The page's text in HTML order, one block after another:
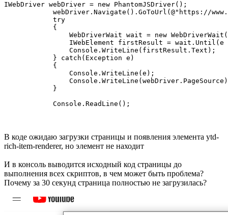
IWebDriver webDriver = new PhantomJSDriver();
webDriver.Navigate().GoToUrl(@"https://
            try
            {
WebDriverWait wait = new
IWebElement firstResult =
                Console.WriteLine(firstResult.Text);
            } catch(Exception e)
            {
                Console.WriteLine(e);
            }
            Console.ReadLine();
В коде ожидаю загрузки страницы и появления элемента ytd-
rich-item-renderer, но элемент не находит
И в консоль выводится исходный код страницы до
выполнения всех скриптов, в чем может быть проблема?
Почему за 30 секунд страница полностью не загрузилась?